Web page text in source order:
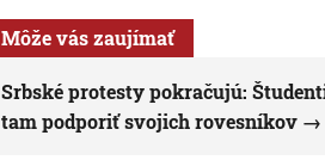
Môže vás zaujímať
Srbské protesty pokračujú:
tam podporiť svojich rovesníkov